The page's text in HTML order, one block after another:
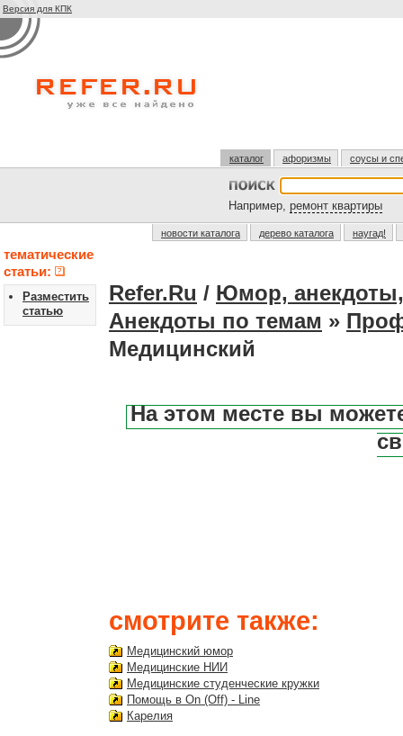
Версия для КПК
каталог афоризмы соусы и
Например, ремонт квартиры
новости каталога дерево каталога наугад!
тематические
статьи:
Разместить
статью
Refer.Ru / Юмор,
Анекдоты по темам »
Медицинский
На этом месте вы
смотрите также:
Медицинский юмор
Медицинские НИИ
Медицинские студенческие кружки
Помощь в On (Off) - Line
Карелия